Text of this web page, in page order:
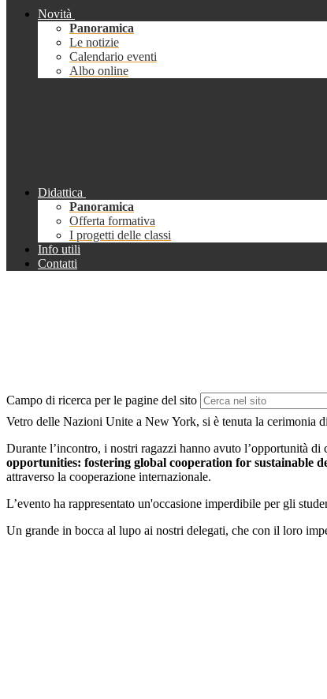
Novità
Panoramica
Le notizie
Calendario eventi
Albo online
Didattica
Panoramica
Offerta formativa
I progetti delle classi
Info utili
Contatti
Campo di ricerca per le pagine del sito
Vetro delle Nazioni Unite a New York, si è tenuta la cerimonia
Durante l’incontro, i nostri ragazzi hanno avuto l’opportunità
opportunities: fostering global cooperation for sustainable
attraverso la cooperazione internazionale.
L’evento ha rappresentato un'occasione imperdibile per gli
Un grande in bocca al lupo ai nostri delegati, che con il loro